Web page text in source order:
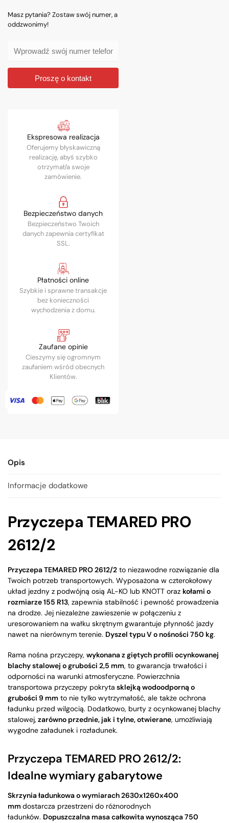
Masz pytania? Zostaw swój numer, a
oddzwonimy!
Proszę o kontakt
Ekspresowa realizacja
Oferujemy błyskawiczną
realizację, abyś szybko
otrzymał/a swoje
zamówienie.
Bezpieczeństwo danych
Bezpieczeństwo Twoich
danych zapewnia certyfikat
SSL.
Płatności online
Szybkie i sprawne transakcje
bez konieczności
wychodzenia z domu.
Zaufane opinie
Cieszymy się ogromnym
zaufaniem wśród obecnych
Klientów.
Opis
Informacje dodatkowe
Przyczepa TEMARED PRO
2612/2
Przyczepa TEMARED PRO 2612/2 to niezawodne rozwiązanie dla
Twoich potrzeb transportowych. Wyposażona w czterokołowy
układ jezdny z podwójną osią AL-KO lub KNOTT oraz kołami o
rozmiarze 155 R13, zapewnia stabilność i pewność prowadzenia
na drodze. Jej niezależne zawieszenie w połączeniu z
uresorowaniem na wałku skrętnym gwarantuje płynność jazdy
nawet na nierównym terenie. Dyszel typu V o nośności 750 kg.
Rama nośna przyczepy, wykonana z giętych profili ocynkowanej
blachy stalowej o grubości 2,5 mm, to gwarancja trwałości i
odporności na warunki atmosferyczne. Powierzchnia
transportowa przyczepy pokryta sklejką wodoodporną o
grubości 9 mm to nie tylko wytrzymałość, ale także ochrona
ładunku przed wilgocią. Dodatkowo, burty z ocynkowanej blachy
stalowej, zarówno przednie, jak i tylne, otwierane, umożliwiają
wygodne załadunek i rozładunek.
Przyczepa TEMARED PRO 2612/2:
Idealne wymiary gabarytowe
Skrzynia ładunkowa o wymiarach 2630x1260x400
mmdostarcza przestrzeni do różnorodnych
ładunków. Dopuszczalna masa całkowita wynosząca 750